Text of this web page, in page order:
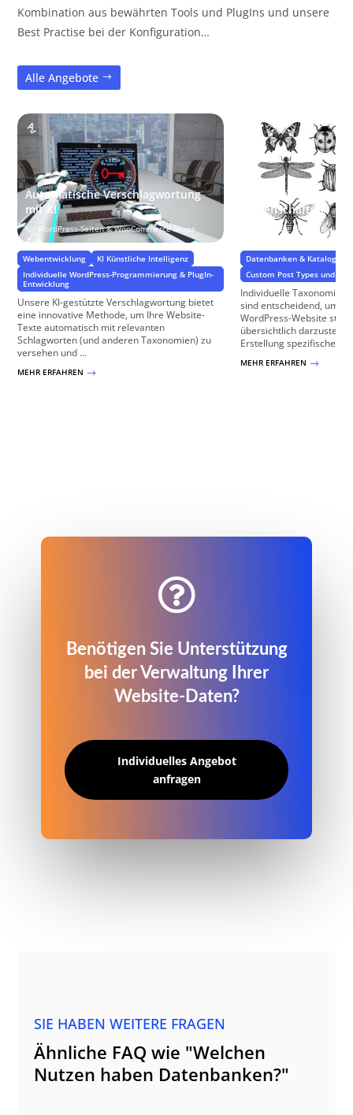
Kombination aus bewährten Tools und PlugIns und unsere
Best Practise bei der Konfiguration…
Alle Angebote
Automatische Verschlagwortung
mit KI
für WordPress-Seiten & WooCommerce Shops
Webentwicklung
KI Künstliche Intelligenz
Individuelle WordPress-Programmierung & PlugIn-
Entwicklung
Unsere KI-gestützte Verschlagwortung bietet
eine innovative Methode, um Ihre Website-
Texte automatisch mit relevanten
Schlagworten (und anderen Taxonomien) zu
versehen und ...
MEHR ERFAHREN $
Individuelle
Eigenschaften
Spezifische Eigenschaften
Datenbanken & Kataloge
Custom Post Types und
Individuelle Taxonomien
sind entscheidend, um
WordPress-Website
übersichtlich
Erstellung spezifischer ...
MEHR ERFAHREN $

Benötigen Sie Unterstützung
bei der Verwaltung Ihrer
Website-Daten?
Individuelles Angebot
anfragen
SIE HABEN WEITERE FRAGEN
Ähnliche FAQ wie "Welchen
Nutzen haben Datenbanken?"